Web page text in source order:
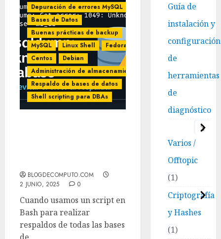
Depuración de errores MySQL
Bases de Datos
Buenas prácticas de backup
MySQL
Linux Shell
Fedora
Centos
Debian
Administración de almacenamiento
Respaldo de bases de datos
Shell scripting para DBAs
BLOGDECOMPUTO.COM
2 JUNIO, 2025
0
Cuando usamos un script en
Bash para realizar
respaldos de todas las bases
Guía de
instalación y
configuración
de
herramientas
de
diagnóstico
3
Varios /
Offtopic
1
Criptografía
y Hashes
1